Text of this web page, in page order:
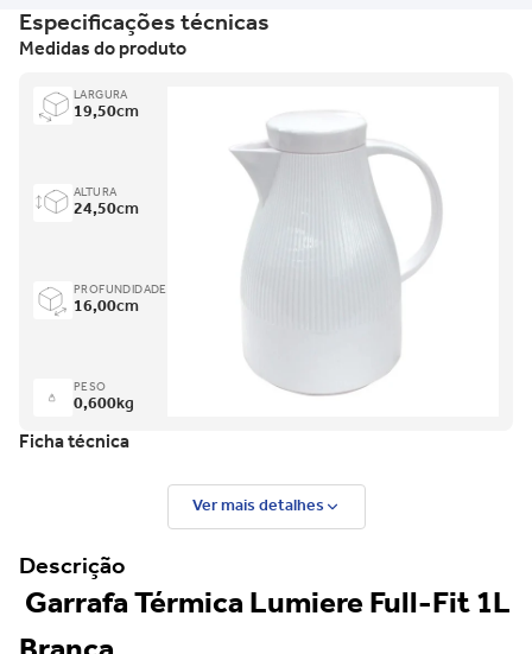
Especificações técnicas
Medidas do produto
LARGURA
19,50cm
ALTURA
24,50cm
PROFUNDIDADE
16,00cm
PESO
0,600kg
Ficha técnica
Ver mais detalhes
Descrição
Garrafa Térmica Lumiere Full-Fit 1L